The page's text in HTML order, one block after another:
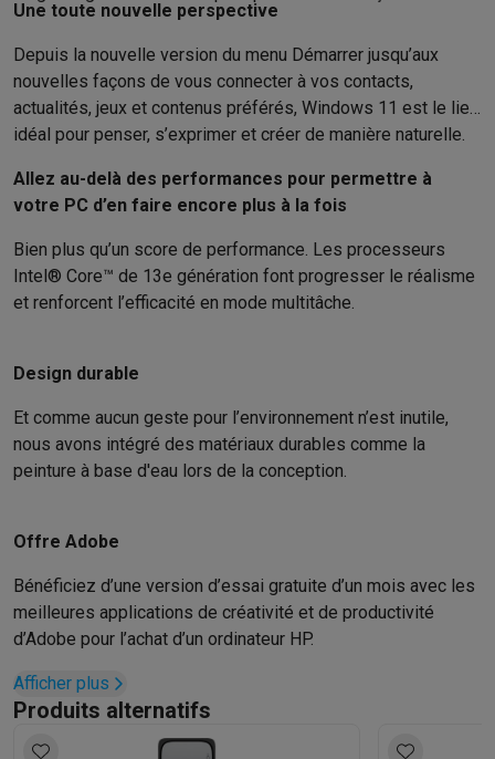
Info & actions
Soldes Toutes les soldesSoldes gros électroSoldes petit
ActionsDeals du momentPromotions CashbacksSoldes
Voici pourquoi choisir KrëfelLivraison offerteGarantie du
Installation à domicileInstallation gros électroInstallation
Service clientRéparation de votre appareilVérifiez votre heure
Gros électro & encastrableTrouvez votre machine à laver
Petit électroBeauté & santéMénageCuisine Plus...
Télévision & AudioChoisissez votre télévision idéaleUne
Sport & LoisirsChoisir une montre connectée
Une toute nouvelle perspective
Depuis la nouvelle version du menu Démarrer jusqu’aux
nouvelles façons de vous connecter à vos contacts,
actualités, jeux et contenus préférés, Windows 11 est le lieu
idéal pour penser, s’exprimer et créer de manière naturelle.
Allez au-delà des performances pour permettre à
votre PC d’en faire encore plus à la fois
Bien plus qu’un score de performance. Les processeurs
Intel® Core™ de 13e génération font progresser le réalisme
et renforcent l’efficacité en mode multitâche.
Design durable
Et comme aucun geste pour l’environnement n’est inutile,
nous avons intégré des matériaux durables comme la
peinture à base d'eau lors de la conception.
Offre Adobe
Bénéficiez d’une version d’essai gratuite d’un mois avec les
meilleures applications de créativité et de productivité
d’Adobe pour l’achat d’un ordinateur HP.
Afficher plus
Produits alternatifs